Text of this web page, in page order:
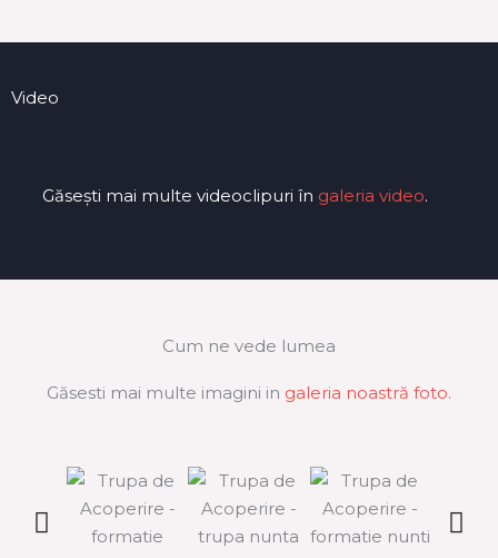
Video
Găsești mai multe videoclipuri în galeria video.
Cum ne vede lumea
Găsesti mai multe imagini in galeria noastră foto.